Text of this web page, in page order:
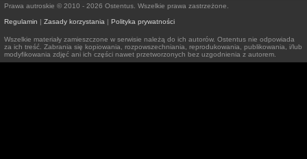
Prawa autroskie © 2010 - 2026 Ostentus. Wszelkie prawa zastrzeżone.
Regulamin | Zasady korzystania | Polityka prywatności
Wszelkie materiały zamieszczone w serwisie należą do ich autorów. Ostentus nie odpowiada
za ich treść. Zabrania się kopiowania, rozpowszechniania, reprodukowania, publikowania, i/lub
modyfikowania zdjęć ani ich części nawet przetworzonych bez uzgodnienia z autorem.